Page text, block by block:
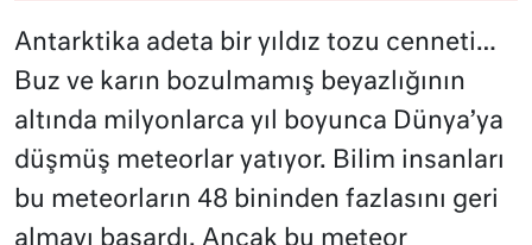
Antarktika adeta bir yıldız tozu cenneti…
Buz ve karın bozulmamış beyazlığının
altında milyonlarca yıl boyunca Dünya’ya
düşmüş meteorlar yatıyor. Bilim insanları
bu meteorların 48 bininden fazlasını geri